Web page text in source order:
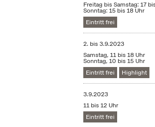
Freitag bis Samstag: 17
Sonntag: 15 bis 18 Uhr
Eintritt frei
2. bis3.9.2023
Samstag, 11 bis 18 Uhr
Sonntag, 10 bis 15 Uhr
Eintritt frei
Highlight
3.9.2023
11 bis 12 Uhr
Eintritt frei